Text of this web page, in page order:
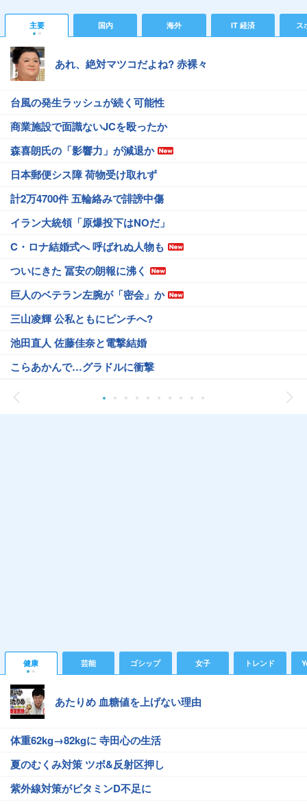
主要 国内 海外 IT 経済 ス
あれ、絶対マツコだよね? 赤裸々
台風の発生ラッシュが続く可能性
商業施設で面識ないJCを殴ったか
森喜朗氏の「影響力」が減退か
日本郵便シス障 荷物受け取れず
計2万4700件 五輪絡みで誹謗中傷
イラン大統領「原爆投下はNOだ」
C・ロナ結婚式へ 呼ばれぬ人物も
ついにきた 冨安の朗報に沸く
巨人のベテラン左腕が「密会」か
三山凌輝 公私ともにピンチへ?
池田直人 佐藤佳奈と電撃結婚
こらあかんで…グラドルに衝撃
健康 芸能 ゴシップ 女子 トレンド
あたりめ 血糖値を上げない理由
体重62kg→82kgに 寺田心の生活
夏のむくみ対策 ツボ&反射区押し
紫外線対策がビタミンD不足に